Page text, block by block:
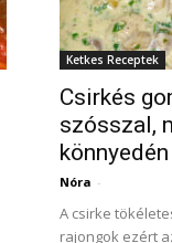
Ketkes Receptek
Csirkés
szósszal,
könnyedén
Nóra -
A csirke
rajongok ezért